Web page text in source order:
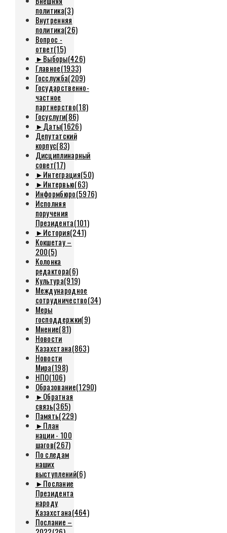
политика(3)
Внутренняя
политика(26)
Вопрос -
ответ(15)
►Выборы(426)
Главное(1933)
Госслужба(209)
Государственно-
частное
партнерство(18)
Госуслуги(86)
►Даты(1626)
Депутатский
корпус(83)
Дисциплинарный
совет(17)
►Интеграция(50)
►Интервью(63)
Информбюро(5976)
Исполняя
поручения
Президента(101)
►История(241)
Кокшетау –
200(5)
Колонка
редактора(6)
Культура(919)
Международное
сотрудничество(34)
Меры
господдержки(9)
Мнение(81)
Новости
Казахстана(863)
Новости
Мира(198)
НПО(106)
Образование(1290)
►Обратная
связь(365)
Память(229)
►План
нации - 100
шагов(267)
По следам
наших
выступлений(6)
►Послание
Президента
народу
Казахстана(464)
Послание –